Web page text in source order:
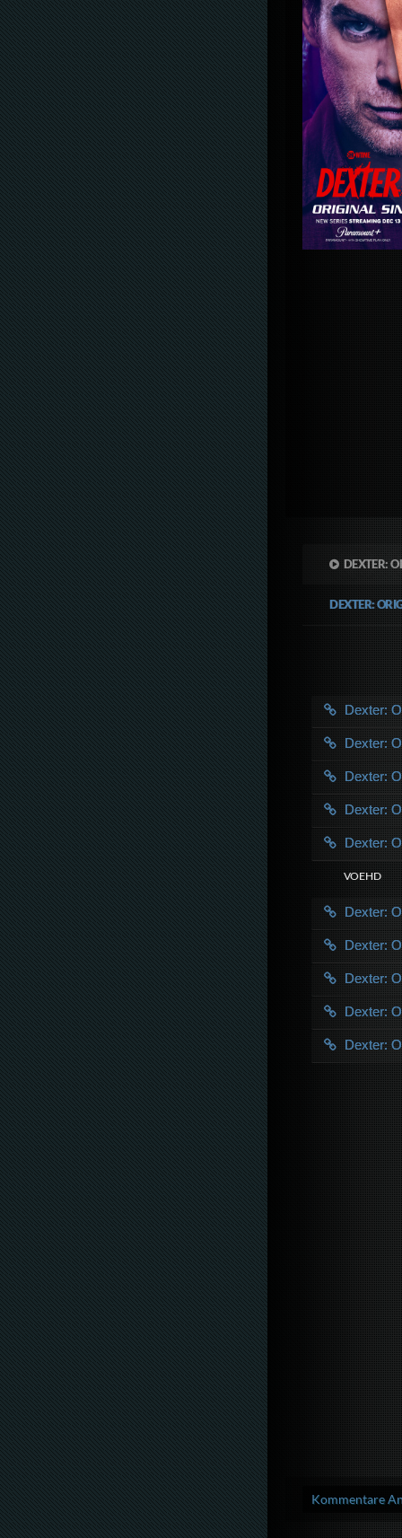
DEXTER:
DEXTER:
Dexter:
Dexter:
Dexter:
Dexter:
Dexter:
VOE HD
Dexter:
Dexter:
Dexter:
Dexter:
Dexter:
Kommentare